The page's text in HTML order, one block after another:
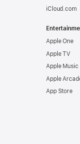
iCloud.com
Apple One
Apple TV
Apple Music
Apple
App Store